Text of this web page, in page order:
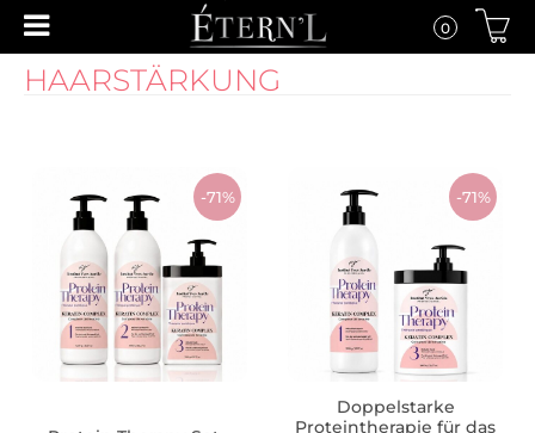
0
HAARSTÄRKUNG
-71% -71%
Doppelstarke
Proteintherapie für das